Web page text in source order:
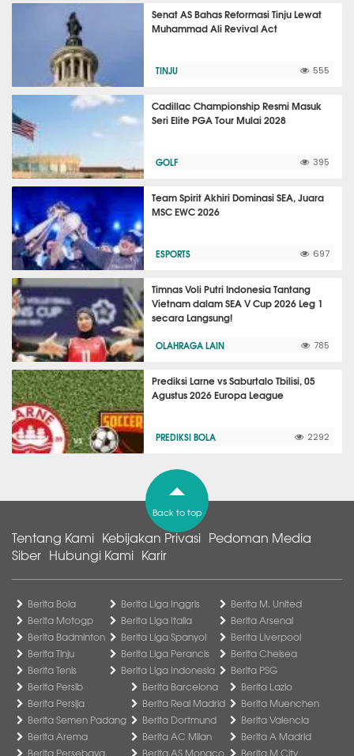
Senat AS Bahas Reformasi Tinju Lewat
Muhammad Ali Revival Act
TINJU 555
Cadillac Championship Resmi Masuk
Seri Elite PGA Tour Mulai 2028
GOLF 395
Team Spirit Akhiri Dominasi SEA, Juara
MSC EWC 2026
ESPORTS 697
Timnas Voli Putri Indonesia Tantang
Vietnam dalam SEA V Cup 2026 Leg 1
secara Langsung!
OLAHRAGA LAIN 785
Prediksi Larne vs Saburtalo Tbilisi, 05
Agustus 2026 Europa League
PREDIKSI BOLA 2292
Back to top
Tentang Kami Kebijakan Privasi Pedoman Media
Siber Hubungi Kami Karir
Berita Bola
Berita Motogp
Berita Badminton
Berita Tinju
Berita Tenis
Berita Liga Inggris
Berita Liga Italia
Berita Liga Spanyol
Berita Liga Perancis
Berita Liga Indonesia
Berita M. United
Berita Arsenal
Berita Liverpool
Berita Chelsea
Berita PSG
Berita Persib
Berita Persija
Berita Semen Padang
Berita Arema
Berita Persebaya
Berita Barcelona
Berita Real Madrid
Berita Dortmund
Berita AC Milan
Berita AS Monaco
Berita Lazio
Berita Muenchen
Berita Valencia
Berita A Madrid
Berita M City